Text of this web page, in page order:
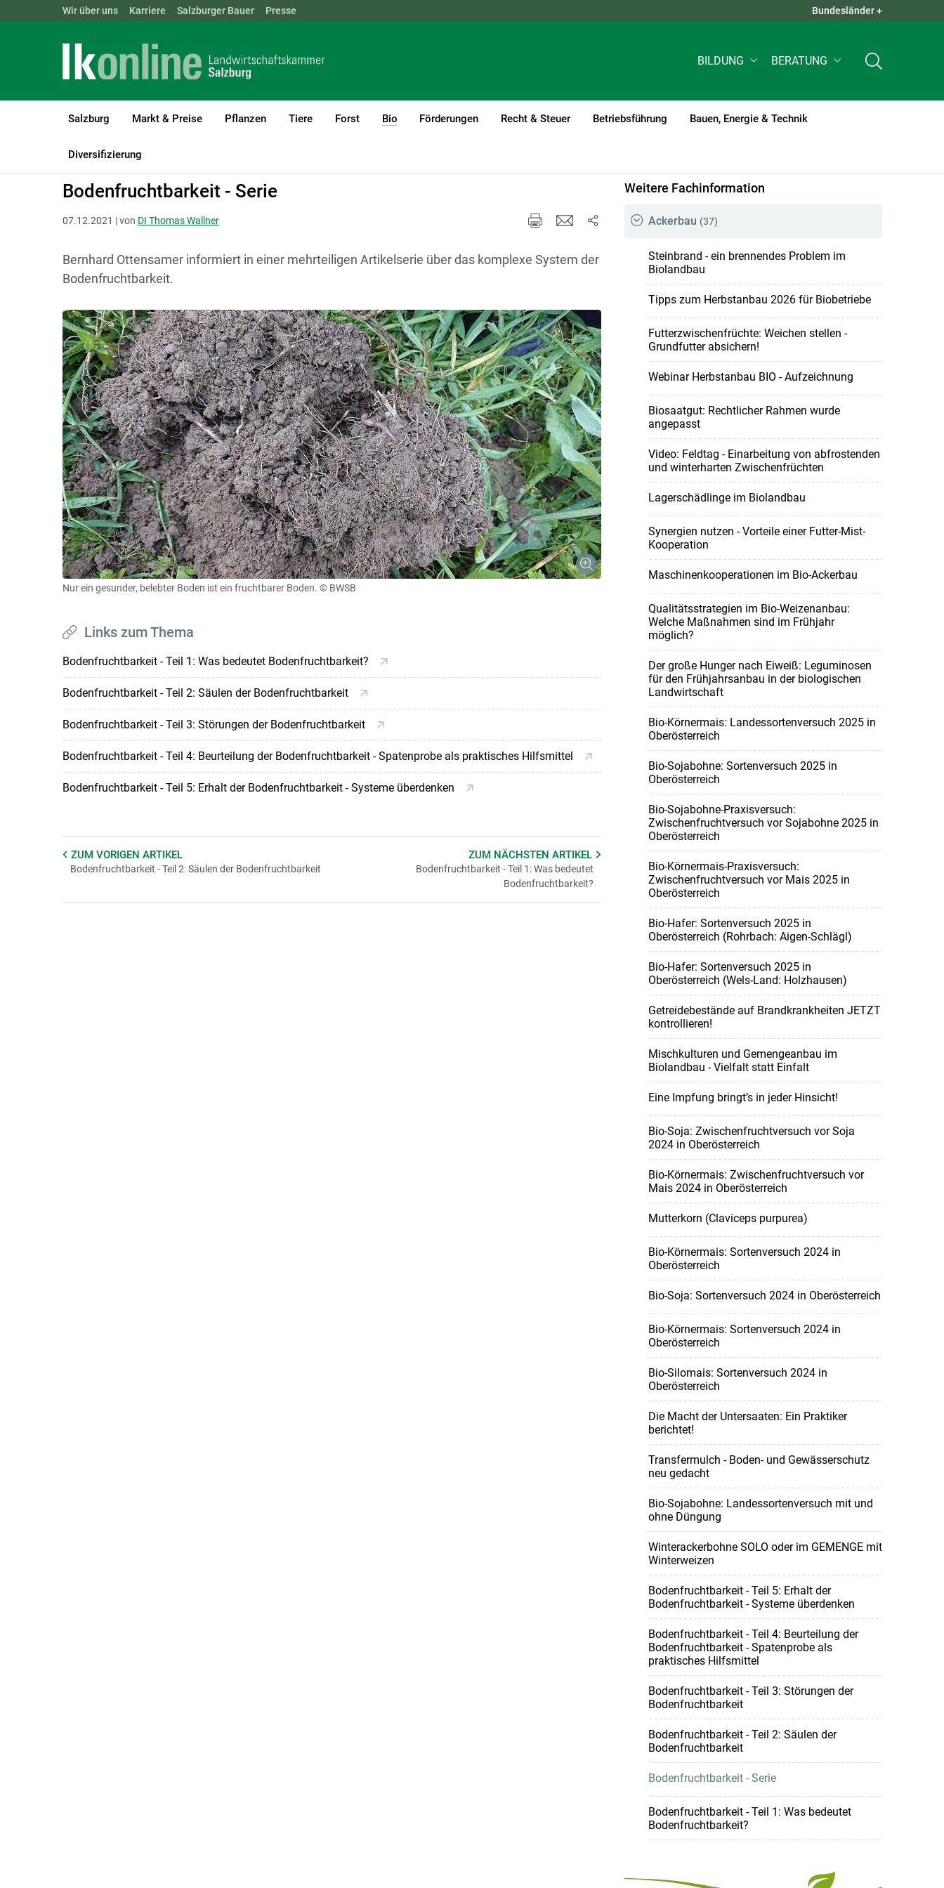
Landwirtschaftskammern: ÖSTERREICH BGLD KTN QUICK LINKS +
Wir über uns Karriere Salzburger Bauer Presse Bundesländer +
BILDUNG BERATUNG
Salzburg Markt & Preise Pflanzen Tiere Forst Bio
(current)1
Förderungen Recht & Steuer Betriebsführung Bauen, Energie & Technik
Diversifizierung
LK Salzburg Bio
Bodenfruchtbarkeit - Serie
07.12.2021 | von DI Thomas Wallner
Bernhard Ottensamer informiert in einer mehrteiligen Artikelserie über das komplexe System der
Bodenfruchtbarkeit.
Nur ein gesunder, belebter Boden ist ein fruchtbarer Boden. © BWSB
Links zum Thema
Bodenfruchtbarkeit - Teil 1: Was bedeutet Bodenfruchtbarkeit?
Bodenfruchtbarkeit - Teil 2: Säulen der Bodenfruchtbarkeit
Bodenfruchtbarkeit - Teil 3: Störungen der Bodenfruchtbarkeit
Bodenfruchtbarkeit - Teil 4: Beurteilung der Bodenfruchtbarkeit - Spatenprobe als praktisches Hilfsmittel
Bodenfruchtbarkeit - Teil 5: Erhalt der Bodenfruchtbarkeit - Systeme überdenken
ZUM VORIGEN ARTIKEL
Bodenfruchtbarkeit - Teil 2: Säulen der Bodenfruchtbarkeit
ZUM NÄCHSTENARTIKEL
Bodenfruchtbarkeit - Teil 1: Was bedeutet
Bodenfruchtbarkeit?
Weitere Fachinformation
Ackerbau (37)
Steinbrand - ein brennendes Problem im
Biolandbau
Tipps zum Herbstanbau 2026 für Biobetriebe
Futterzwischenfrüchte: Weichen stellen -
Grundfutter absichern!
Webinar Herbstanbau BIO - Aufzeichnung
Biosaatgut: Rechtlicher Rahmen wurde
angepasst
Video: Feldtag - Einarbeitung von abfrostenden
und winterharten Zwischenfrüchten
Lagerschädlinge im Biolandbau
Synergien nutzen - Vorteile einer Futter-Mist-
Kooperation
Maschinenkooperationen im Bio-Ackerbau
Qualitätsstrategien im Bio-Weizenanbau:
Welche Maßnahmen sind im Frühjahr
möglich?
Der große Hunger nach Eiweiß: Leguminosen
für den Frühjahrsanbau in der biologischen
Landwirtschaft
Bio-Körnermais: Landessortenversuch 2025 in
Oberösterreich
Bio-Sojabohne: Sortenversuch 2025 in
Oberösterreich
Bio-Sojabohne-Praxisversuch:
Zwischenfruchtversuch vor Sojabohne 2025 in
Oberösterreich
Bio-Körnermais-Praxisversuch:
Zwischenfruchtversuch vor Mais 2025 in
Oberösterreich
Bio-Hafer: Sortenversuch 2025 in
Oberösterreich (Rohrbach: Aigen-Schlägl)
Bio-Hafer: Sortenversuch 2025 in
Oberösterreich (Wels-Land: Holzhausen)
Getreidebestände auf Brandkrankheiten JETZT
kontrollieren!
Mischkulturen und Gemengeanbau im
Biolandbau - Vielfalt statt Einfalt
Eine Impfung bringt’s in jeder Hinsicht!
Bio-Soja: Zwischenfruchtversuch vor Soja
2024 in Oberösterreich
Bio-Körnermais: Zwischenfruchtversuch vor
Mais 2024 in Oberösterreich
Mutterkorn (Claviceps purpurea)
Bio-Körnermais: Sortenversuch 2024 in
Oberösterreich
Bio-Soja: Sortenversuch 2024 in Oberösterreich
Bio-Körnermais: Sortenversuch 2024 in
Oberösterreich
Bio-Silomais: Sortenversuch 2024 in
Oberösterreich
Die Macht der Untersaaten: Ein Praktiker
berichtet!
Transfermulch - Boden- und Gewässerschutz
neu gedacht
Bio-Sojabohne: Landessortenversuch mit und
ohne Düngung
Winterackerbohne SOLO oder im GEMENGE mit
Winterweizen
Bodenfruchtbarkeit - Teil 5: Erhalt der
Bodenfruchtbarkeit - Systeme überdenken
Bodenfruchtbarkeit - Teil 4: Beurteilung der
Bodenfruchtbarkeit - Spatenprobe als
praktisches Hilfsmittel
Bodenfruchtbarkeit - Teil 3: Störungen der
Bodenfruchtbarkeit
Bodenfruchtbarkeit - Teil 2: Säulen der
Bodenfruchtbarkeit
Bodenfruchtbarkeit - Serie
Bodenfruchtbarkeit - Teil 1: Was bedeutet
Bodenfruchtbarkeit?